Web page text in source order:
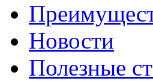
Новости
Полезные